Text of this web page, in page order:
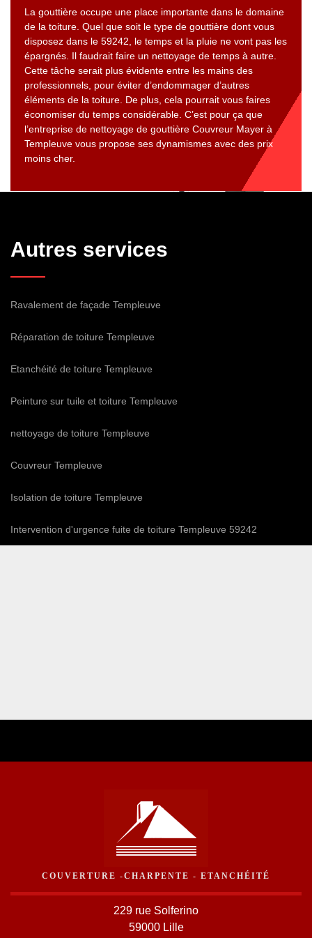
La gouttière occupe une place importante dans le domaine
de la toiture. Quel que soit le type de gouttière dont vous
disposez dans le 59242, le temps et la pluie ne vont pas les
épargnés. Il faudrait faire un nettoyage de temps à autre.
Cette tâche serait plus évidente entre les mains des
professionnels, pour éviter d’endommager d’autres
éléments de la toiture. De plus, cela pourrait vous faires
économiser du temps considérable. C’est pour ça que
l’entreprise de nettoyage de gouttière Couvreur Mayer à
Templeuve vous propose ses dynamismes avec des prix
moins cher.
Autres services
Ravalement de façade Templeuve
Réparation de toiture Templeuve
Etanchéité de toiture Templeuve
Peinture sur tuile et toiture Templeuve
nettoyage de toiture Templeuve
Couvreur Templeuve
Isolation de toiture Templeuve
Intervention d'urgence fuite de toiture Templeuve 59242
COUVERTURE -CHARPENTE - ETANCHÉITÉ
229 rue Solferino
59000 Lille